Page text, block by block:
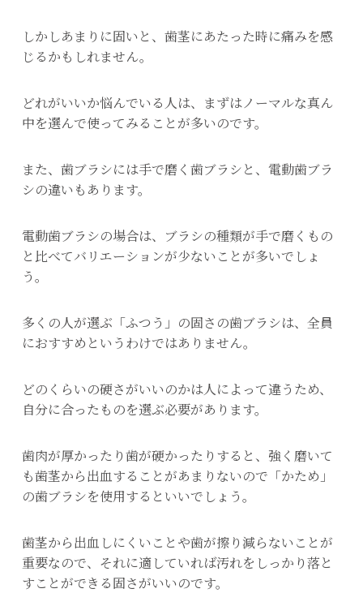
しかしあまりに固いと、歯茎にあたった時に痛みを感
じるかもしれません。
どれがいいか悩んでいる人は、まずはノーマルな真ん
中を選んで使ってみることが多いのです。
また、歯ブラシには手で磨く歯ブラシと、電動歯ブラ
シの違いもあります。
電動歯ブラシの場合は、ブラシの種類が手で磨くもの
と比べてバリエーションが少ないことが多いでしょ
う。
多くの人が選ぶ「ふつう」の固さの歯ブラシは、全員
におすすめというわけではありません。
どのくらいの硬さがいいのかは人によって違うため、
自分に合ったものを選ぶ必要があります。
歯肉が厚かったり歯が硬かったりすると、強く磨いて
も歯茎から出血することがあまりないので「かため」
の歯ブラシを使用するといいでしょう。
歯茎から出血しにくいことや歯が擦り減らないことが
重要なので、それに適していれば汚れをしっかり落と
すことができる固さがいいのです。